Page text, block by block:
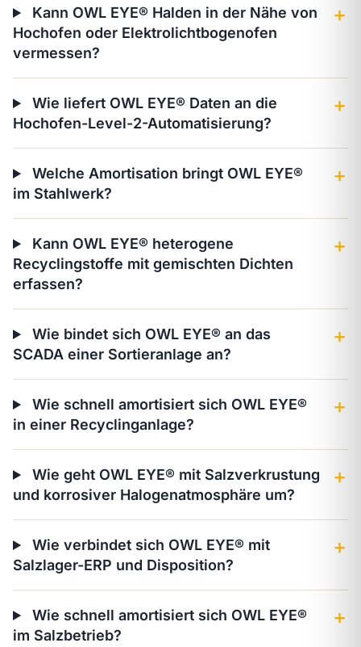
Kann OWL EYE® Halden in der Nähe von
Hochofen oder Elektrolichtbogenofen
vermessen?
＋
Wie liefert OWL EYE® Daten an die
Hochofen-Level-2-Automatisierung?
＋
Welche Amortisation bringt OWL EYE®
im Stahlwerk?
＋
Kann OWL EYE® heterogene
Recyclingstoffe mit gemischten Dichten
erfassen?
＋
Wie bindet sich OWL EYE® an das
SCADA einer Sortieranlage an?
＋
Wie schnell amortisiert sich OWL EYE®
in einer Recyclinganlage?
＋
Wie geht OWL EYE® mit Salzverkrustung
und korrosiver Halogenatmosphäre um?
＋
Wie verbindet sich OWL EYE® mit
Salzlager-ERP und Disposition?
＋
Wie schnell amortisiert sich OWL EYE®
im Salzbetrieb?
＋